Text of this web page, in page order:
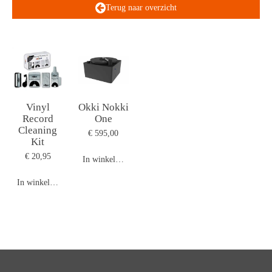
Terug naar overzicht
Vinyl
Record
Cleaning
Kit
€ 20,95
In winkelwagen
Okki Nokki
One
€ 595,00
In winkelwagen